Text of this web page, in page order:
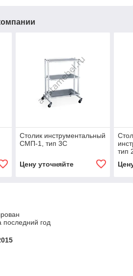
Столик инструментальный
СМП-1, тип 3С
Цену уточняйте
тип
последний год